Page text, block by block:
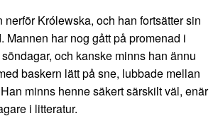
nerför Królewska, och han fortsätter sin
Mannen har nog gått på promenad i
och kanske minns han ännu
baskern lätt på sne, lubbade mellan
minns henne säkert särskilt väl, enär
i litteratur.